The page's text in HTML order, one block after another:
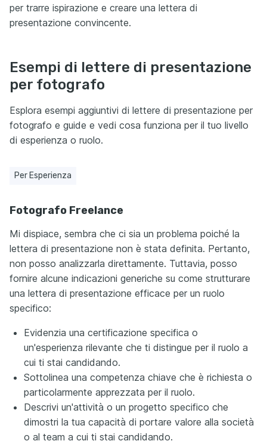
per trarre ispirazione e creare una lettera di
presentazione convincente.
Esempi di lettere di presentazione
per fotografo
Esplora esempi aggiuntivi di lettere di presentazione per
fotografo e guide e vedi cosa funziona per il tuo livello
di esperienza o ruolo.
Per Esperienza
Fotografo Freelance
Mi dispiace, sembra che ci sia un problema poiché la
lettera di presentazione non è stata definita. Pertanto,
non posso analizzarla direttamente. Tuttavia, posso
fornire alcune indicazioni generiche su come strutturare
una lettera di presentazione efficace per un ruolo
specifico:
Evidenzia una certificazione specifica o
un'esperienza rilevante che ti distingue per il ruolo a
cui ti stai candidando.
Sottolinea una competenza chiave che è richiesta o
particolarmente apprezzata per il ruolo.
Descrivi un'attività o un progetto specifico che
dimostri la tua capacità di portare valore alla società
o al team a cui ti stai candidando.